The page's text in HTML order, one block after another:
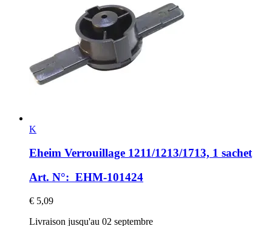
K
Eheim Verrouillage 1211/1213/1713, 1 sachet
Art. N°: EHM-101424
€ 5,09
Livraison jusqu'au 02 septembre